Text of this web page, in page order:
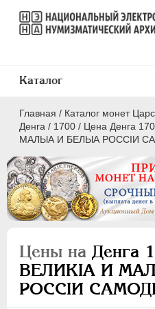
Главная / Каталог монет
Денга / 1700 / Цена Денга
МАЛЫА И БЕЛЫА РОССIИ
Цены на Денга
ВЕЛИКIА И
РОССIИ
Каталог
ПEТР I 1699 - 1725
Серебро
Медь
5 копеек